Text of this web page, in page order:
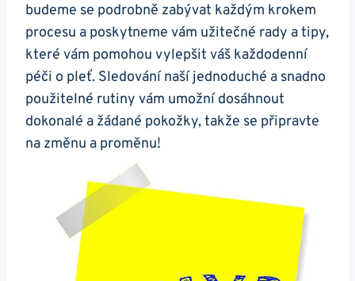
budeme se⁣ podrobně zabývat ⁢každým krokem
procesu a⁤ poskytneme vám ⁤užitečné rady a tipy,
které vám pomohou ⁤vylepšit váš každodenní
péči o pleť. Sledování naší jednoduché a ⁢snadno
použitelné rutiny vám umožní dosáhnout
dokonalé a žádané pokožky, takže ‍se ⁤připravte
na⁢ změnu a⁣ proměnu!